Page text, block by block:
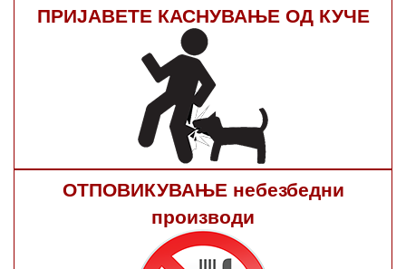
ПРИЈАВЕТЕ КАСНУВАЊЕ ОД КУЧЕ
ОТПОВИКУВАЊЕ небезбедни
производи